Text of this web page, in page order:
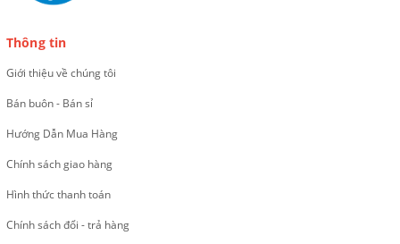
Thông tin
Giới thiệu về chúng tôi
Bán buôn - Bán sỉ
Hướng Dẫn Mua Hàng
Chính sách giao hàng
Hình thức thanh toán
Chính sách đổi - trả hàng